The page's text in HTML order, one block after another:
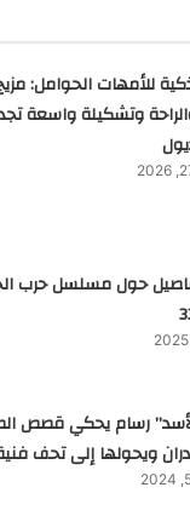
للأمهات الحوامل:
وتشكيلة واسعة
حول مسلسل حرب
رسام يحكي قصص
ويحولها إلى تحف